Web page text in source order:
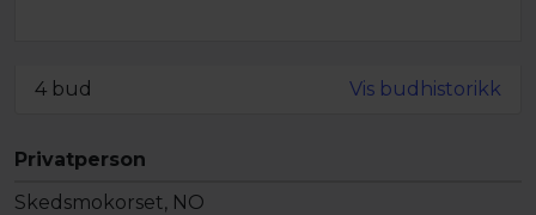
4 bud Vis budhistorikk
Privatperson
Skedsmokorset, NO